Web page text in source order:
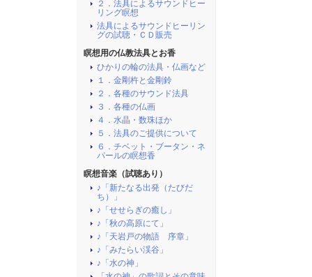
２．法具によるサウンドヒー
リング瞑想
法具によるサウンドヒーリン
グの試聴・ＣＤ販売
瞑想用の仏教法具とお香
ひかりの輪の法具・仏画など
１．金剛杵と金剛鈴
２．各種のサウンド法具
３．各種の仏画
４．水晶・数珠ほか
５．法具のご提供について
６．チベット・ブータン・ネ
パールの瞑想香
瞑想音楽（試聴あり）
♪「新たなる出発（たびだ
ち）」
♪「せせらぎの癒し」
♪「秋の高原にて」
♪「天岩戸の物語 序章」
♪「みたらい渓谷」
♪「水の神」